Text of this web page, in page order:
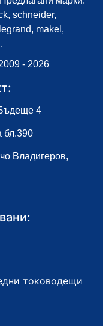
schneider,
makel,
- 2026
4
бл.390
Владигеров,
тоководещи